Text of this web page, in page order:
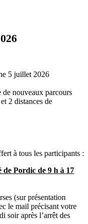
5 juillet 2026
nouveaux parcours
2 distances de
à tous les participants :
Pordic de 9 h à 17
(sur présentation
le mail précisant votre
soir après l’arrêt des